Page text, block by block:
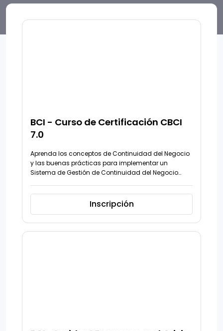
BCI - Curso de Certificación CBCI
7.0
Aprenda los conceptos de Continuidad del Negocio
y las buenas prácticas para implementar un
Sistema de Gestión de Continuidad del Negocio
Inscripción